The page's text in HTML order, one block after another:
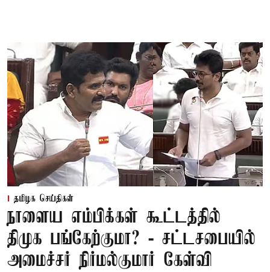
தமிழக செய்திகள்
நாளைய எம்பிக்கள் கூட்டத்தில்
திமுக பங்கேற்குமா? - சட்டசபையில்
அமைச்சர் நிர்மல்குமார் கேள்வி